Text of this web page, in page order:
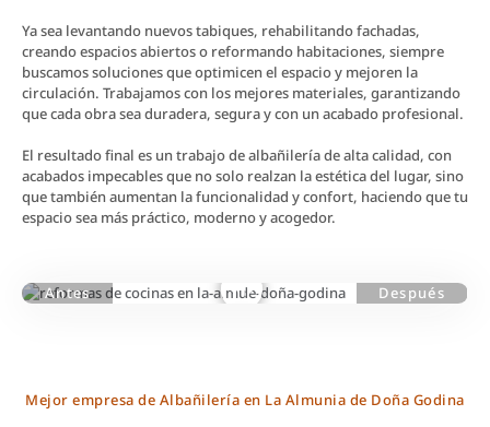
Ya sea levantando nuevos tabiques, rehabilitando fachadas,
creando espacios abiertos o reformando habitaciones, siempre
buscamos soluciones que optimicen el espacio y mejoren la
circulación. Trabajamos con los mejores materiales, garantizando
que cada obra sea duradera, segura y con un acabado profesional.
El resultado final es un trabajo de albañilería de alta calidad, con
acabados impecables que no solo realzan la estética del lugar, sino
que también aumentan la funcionalidad y confort, haciendo que tu
espacio sea más práctico, moderno y acogedor.
Mejor empresa de Albañilería en La Almunia de Doña Godina